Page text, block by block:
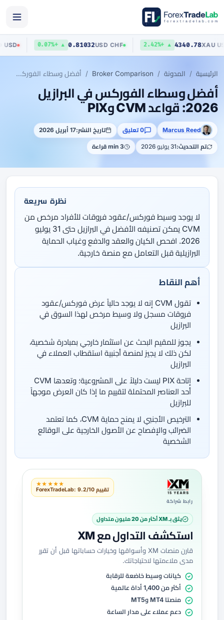
4340.78
▲ +2.42%
USD
0.81032
▲ +0.07%
AUD
الرئيسية المدونة Broker Comparison أفضل وسطاء الفوركس في البرازيل 2026: قواعد CVM وPIX
أفضل وسطاء الفوركس في البرازيل
2026: قواعد CVM وPIX
Marcus Reed 0 تعليق تاريخ النشر:17 أبريل 2026
تم التحديث:31 يوليو 2026 3 min قراءة
نظرة سريعة
لا يوجد وسيط فوركس/عقود فروقات للأفراد مرخص من
CVM يمكن تصنيفه الأفضل في البرازيل حتى 31 يوليو
2026. افحص الكيان والعقد والدفع وغياب الحماية
البرازيلية قبل التعامل مع منصة خارجية.
أهم النقاط
تقول CVM إنه لا يوجد حالياً عرض فوركس/عقود
فروقات مسجل ولا وسيط مرخص لهذا السوق في
البرازيل
يجوز للمقيم البحث عن استثمار خارجي بمبادرة شخصية،
لكن ذلك لا يجيز لمنصة أجنبية استقطاب العملاء في
البرازيل
إتاحة PIX ليست دليلاً على المشروعية؛ وتعدها CVM
أحد العناصر المحتملة لتقييم ما إذا كان العرض موجهاً
للبرازيل
الترخيص الأجنبي لا يمنح حماية CVM، كما تعتمد
الضرائب والإفصاح عن الأصول الخارجية على الوقائع
الشخصية
رابط شراكة
★★★★★
تقييم ForexTradeLab: 9.2/10
يثق بـ XM أكثر من 20 مليون متداول
استكشف التداول مع XM
قارن منصات XM وأسواقها وخيارات حساباتها قبل أن تقرر
مدى ملاءمتها لاحتياجاتك.
كيانات وسيط خاضعة للرقابة
أكثر من 1,400 أداة عالمية
منصتا MT4 وMT5
دعم عملاء على مدار الساعة